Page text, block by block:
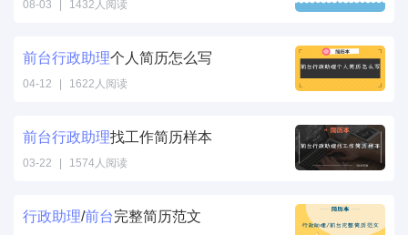
08-03 1432人阅读
前台行政助理个人简历怎么写
04-12 1622人阅读
前台行政助理找工作简历样本
03-22 1574人阅读
行政助理/前台完整简历范文